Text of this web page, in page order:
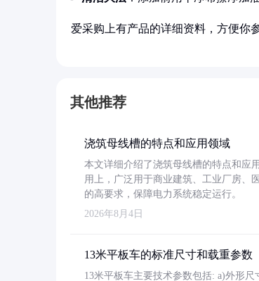
爱采购上有产品的详细资料，方便你
其他推荐
浇筑母线槽的特点和应用领域
本文详细介绍了浇筑母线槽的特点和应
用上，广泛用于商业建筑、工业厂房、
的高要求，保障电力系统稳定运行。
2026年8月4日
13米平板车的标准尺寸和载重参数
13米平板车主要技术参数包括: a)外形